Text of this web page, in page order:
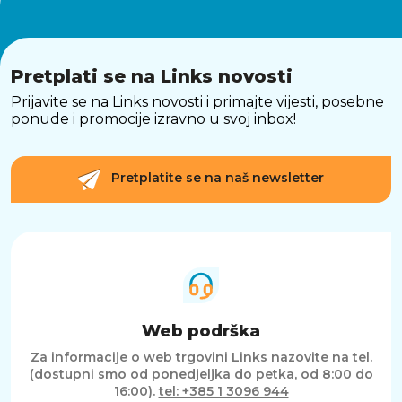
-Velika ploča za roštilj za udobno kuhanje
TEHNIČKI PODACI
Boja siva
Visina 14 cm
Širina 35,5 cm
Dubina 35,5 cm
Materijal Nehrđajući čelik
Senzor temperature Da
Podesiva temperatura Da
Uključene ploče Da
Pretplati se na Links novosti
Prijavite se na Links novosti i primajte vijesti, posebne
ponude i promocije izravno u svoj inbox!
Pretplatite se na naš newsletter
Web podrška
Za informacije o web trgovini Links nazovite na tel.
(dostupni smo od ponedjeljka do petka, od 8:00 do
16:00).tel: +385 1 3096 944